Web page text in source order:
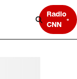
Radio
CNN